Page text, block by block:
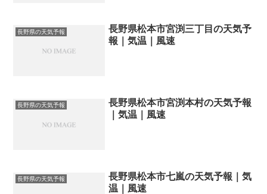
長野県の天気予報
長野県松本市宮渕三丁目の天気予
報｜気温｜風速
長野県の天気予報
長野県松本市宮渕本村の天気予報
｜気温｜風速
長野県の天気予報
長野県松本市七嵐の天気予報｜気
温｜風速